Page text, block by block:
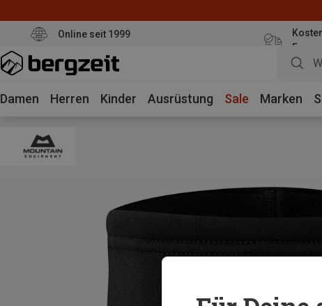
Online seit 1999
Euro
Damen Herren Kinder Ausrüstung Sale Marken